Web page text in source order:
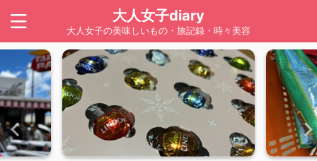
大人女子diary
大人女子の美味しいもの・旅記録・時々美容